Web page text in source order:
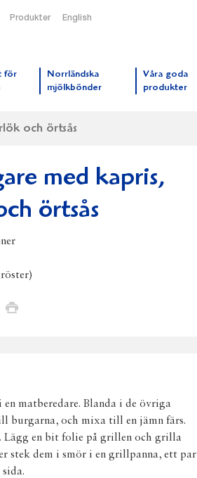
Produkter English
för
Norrländska
mjölkbönder
Våra goda
produkter
och örtsås
med kapris,
örtsås
röster)
DelaSkriv
matberedare. Blanda i de övriga
burgarna, och mixa till en jämn färs.
en bit folie på grillen och grilla
stek dem i smör i en grillpanna, ett par